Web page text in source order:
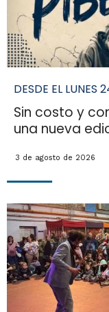
DESDE EL LUNES
Sin costo y
una nueva
3 de agosto de 2026